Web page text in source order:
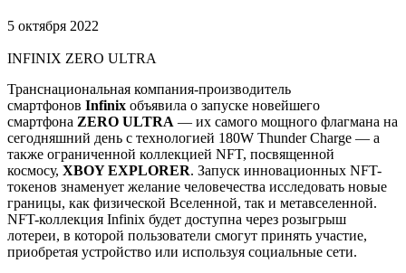
5 октября 2022
INFINIX ZERO ULTRA
Транснациональная компания-производитель
смартфонов Infinix объявила о запуске новейшего
смартфона ZERO ULTRA — их самого мощного флагмана на
сегодняшний день с технологией 180W Thunder Charge — а
также ограниченной коллекцией NFT, посвященной
космосу, XBOY EXPLORER. Запуск инновационных NFT-
токенов знаменует желание человечества исследовать новые
границы, как физической Вселенной, так и метавселенной.
NFT-коллекция Infinix будет доступна через розыгрыш
лотереи, в которой пользователи смогут принять участие,
приобретая устройство или используя социальные сети.